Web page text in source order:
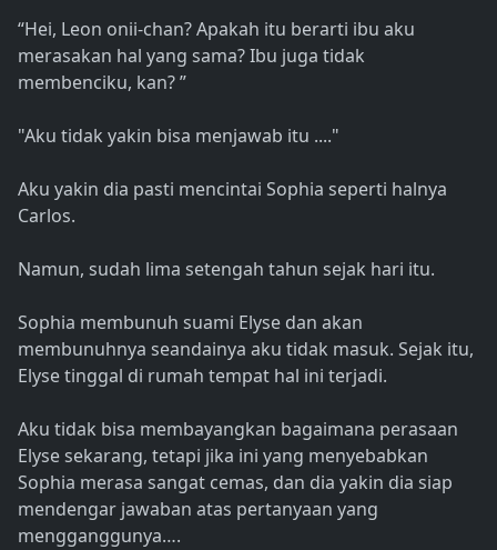
“Hei, Leon onii-chan? Apakah itu berarti ibu aku
merasakan hal yang sama? Ibu juga tidak
membenciku, kan? ”
"Aku tidak yakin bisa menjawab itu ...."
Aku yakin dia pasti mencintai Sophia seperti halnya
Carlos.
Namun, sudah lima setengah tahun sejak hari itu.
Sophia membunuh suami Elyse dan akan
membunuhnya seandainya aku tidak masuk. Sejak itu,
Elyse tinggal di rumah tempat hal ini terjadi.
Aku tidak bisa membayangkan bagaimana perasaan
Elyse sekarang, tetapi jika ini yang menyebabkan
Sophia merasa sangat cemas, dan dia yakin dia siap
mendengar jawaban atas pertanyaan yang
mengganggunya….